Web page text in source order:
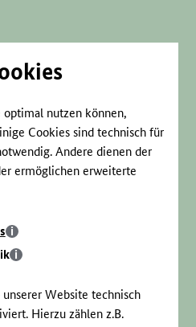
nutzen können,
Cookies sind technisch für
Andere dienen der
ermöglichen erweiterte
Website technisch
Hierzu zählen z.B.